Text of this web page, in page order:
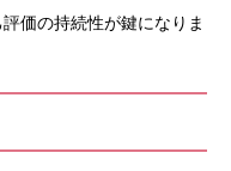
価の持続性が鍵になりま